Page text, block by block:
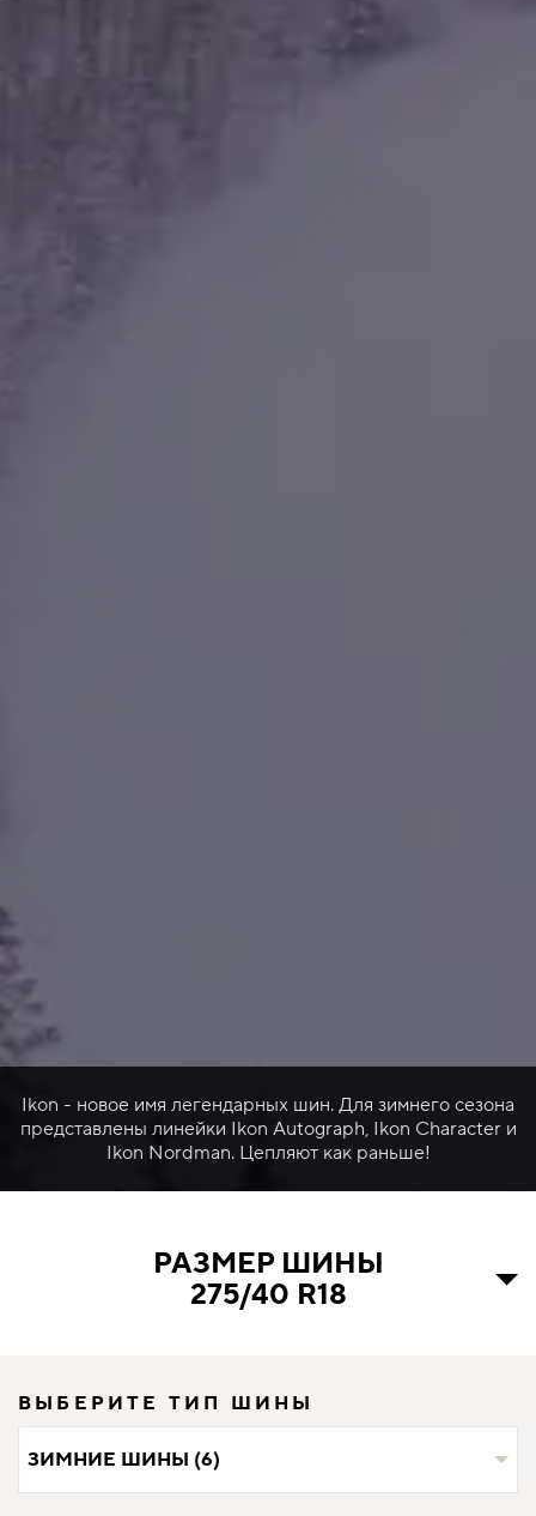
Ikon - новое имя легендарных шин. Для зимнего сезона
представлены линейки Ikon Autograph, Ikon Character и
Ikon Nordman. Цепляют как раньше!
РАЗМЕР ШИНЫ
275/40 R18
ВЫБЕРИТЕ ТИП ШИНЫ
ЗИМНИЕ ШИНЫ (6)